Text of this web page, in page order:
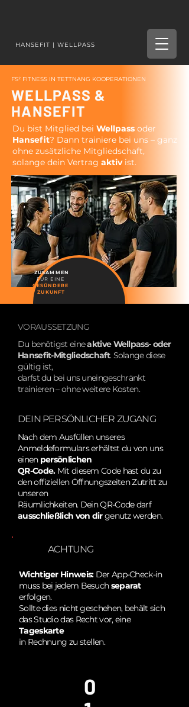
HANSEFIT | WELLPASS
FS² FITNESS IN TETTNANG KOOPERATIONEN
WELLPASS &
HANSEFIT
Du bist Mitglied bei Wellpass oder
Hansefit? Dann trainiere bei uns – ganz
ohne zusätzliche Mitgliedschaft,
solange dein Vertrag aktiv ist.
ZUSAMMEN
FÜR EINE
GESÜNDERE
ZUKUNFT
VORAUSSETZUNG
Du benötigst eineaktive Wellpass- oder
Hansefit-Mitgliedschaft. Solange diese
gültig ist,
darfst du bei uns uneingeschränkt
trainieren – ohne weitere Kosten.
DEIN PERSÖNLICHER ZUGANG
Nach dem Ausfüllen unseres
Anmeldeformulars erhältst du von uns
einen persönlichen
QR-Code. Mit diesem Code hast du zu
den offiziellen Öffnungszeiten Zutritt zu
unseren
Räumlichkeiten. Dein QR-Code darf
ausschließlich von dirgenutz werden.
ACHTUNG
Wichtiger Hinweis:Der App-Check-in
muss bei jedem Besuchseparat
erfolgen.
Sollte dies nicht geschehen, behält sich
das Studio das Recht vor, eine
Tageskarte
in Rechnung zu stellen.
0